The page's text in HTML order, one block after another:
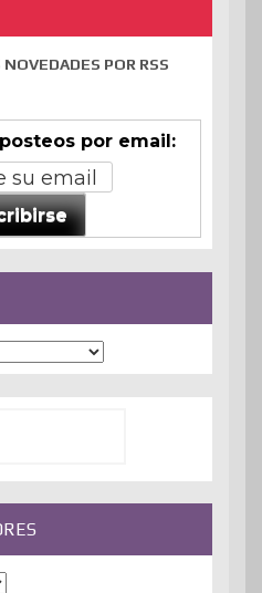
POR RSS
por email: